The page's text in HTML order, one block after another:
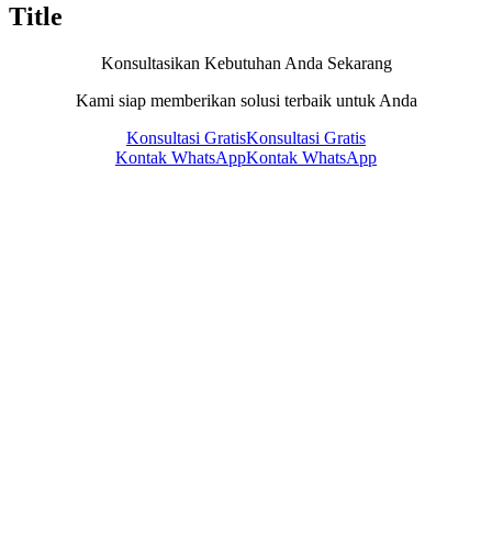
Title
Konsultasikan Kebutuhan Anda Sekarang
Kami siap memberikan solusi terbaik untuk Anda
Konsultasi GratisKonsultasi Gratis
Kontak WhatsAppKontak WhatsApp